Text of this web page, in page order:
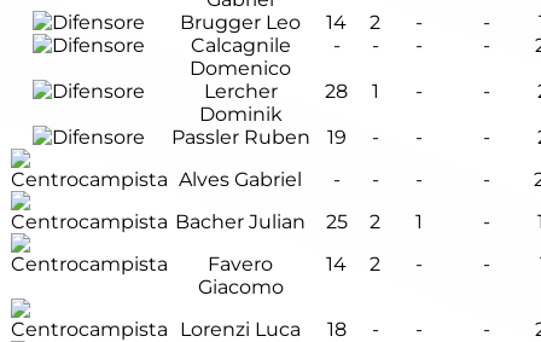
Brugger Leo
14 2 - -
Calcagnile
Domenico
- - - -
Lercher
Dominik
28 1 - -
Passler Ruben
19 - - -
Alves Gabriel
- - - -
Bacher Julian
25 2 1 -
Favero
Giacomo
14 2 - -
Lorenzi Luca 18 - - -